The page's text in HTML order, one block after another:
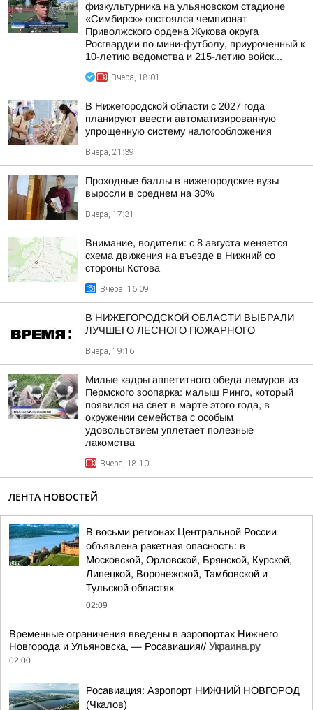
физкультурника на ульяновском стадионе
«Симбирск» состоялся чемпионат
Приволжского ордена Жукова округа
Росгвардии по мини-футболу, приуроченный к
10-летию ведомства и 215-летию войск...
Вчера, 18:01
В Нижегородской области с 2027 года
планируют ввести автоматизированную
упрощённую систему налогообложения
Вчера, 21:39
Проходные баллы в нижегородские вузы
выросли в среднем на 30%
Вчера, 17:31
Внимание, водители: с 8 августа меняется
схема движения на въезде в Нижний со
стороны Кстова
Вчера, 16:09
В НИЖЕГОРОДСКОЙ ОБЛАСТИ ВЫБРАЛИ
ЛУЧШЕГО ЛЕСНОГО ПОЖАРНОГО
Вчера, 19:16
Милые кадры аппетитного обеда лемуров из
Пермского зоопарка: малыш Ринго, который
появился на свет в марте этого года, в
окружении семейства с особым
удовольствием уплетает полезные
лакомства
Вчера, 18:10
ЛЕНТА НОВОСТЕЙ
В восьми регионах Центральной России
объявлена ракетная опасность: в
Московской, Орловской, Брянской, Курской,
Липецкой, Воронежской, Тамбовской и
Тульской областях
02:09
Временные ограничения введены в аэропортах Нижнего
Новгорода и Ульяновска, — Росавиация// Украина.ру
02:00
Росавиация: Аэропорт НИЖНИЙ НОВГОРОД
(Чкалов)